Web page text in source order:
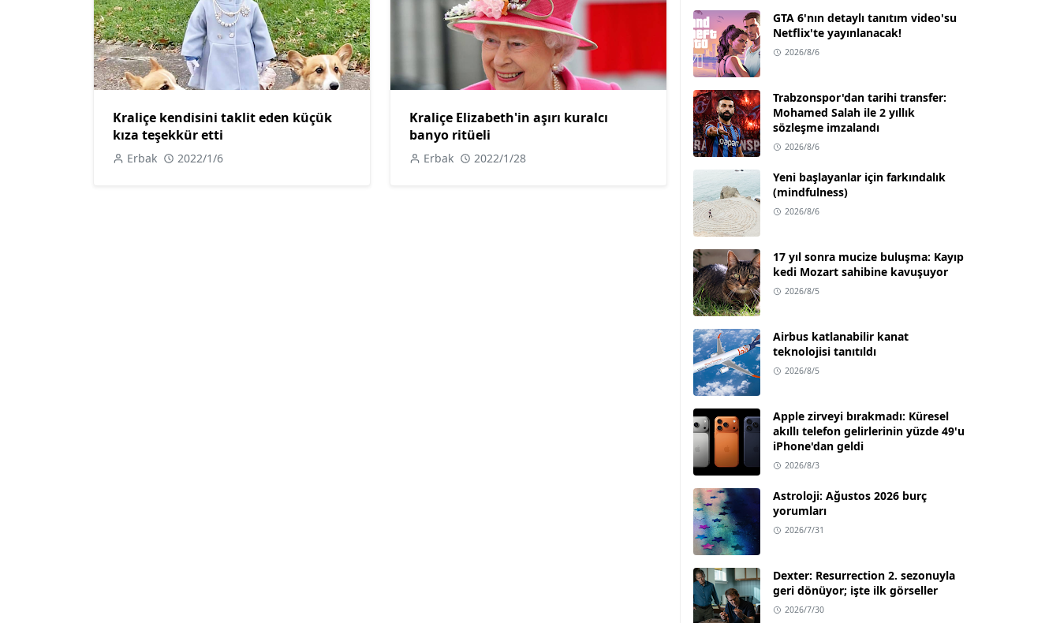
Kraliçe kendisini taklit eden küçük
kıza teşekkür etti
Erbak 2022/1/6
Kraliçe Elizabeth'in aşırı kuralcı
banyo ritüeli
Erbak 2022/1/28
GTA 6'nın detaylı tanıtım video'su
Netflix'te yayınlanacak!
2026/8/6
Trabzonspor'dan tarihi transfer:
Mohamed Salah ile 2 yıllık
sözleşme imzalandı
2026/8/6
Yeni başlayanlar için farkındalık
(mindfulness)
2026/8/6
17 yıl sonra mucize buluşma: Kayıp
kedi Mozart sahibine kavuşuyor
2026/8/5
Airbus katlanabilir kanat
teknolojisi tanıtıldı
2026/8/5
Apple zirveyi bırakmadı: Küresel
akıllı telefon gelirlerinin yüzde 49'u
iPhone'dan geldi
2026/8/3
Astroloji: Ağustos 2026 burç
yorumları
2026/7/31
Dexter: Resurrection 2. sezonuyla
geri dönüyor; işte ilk görseller
2026/7/30